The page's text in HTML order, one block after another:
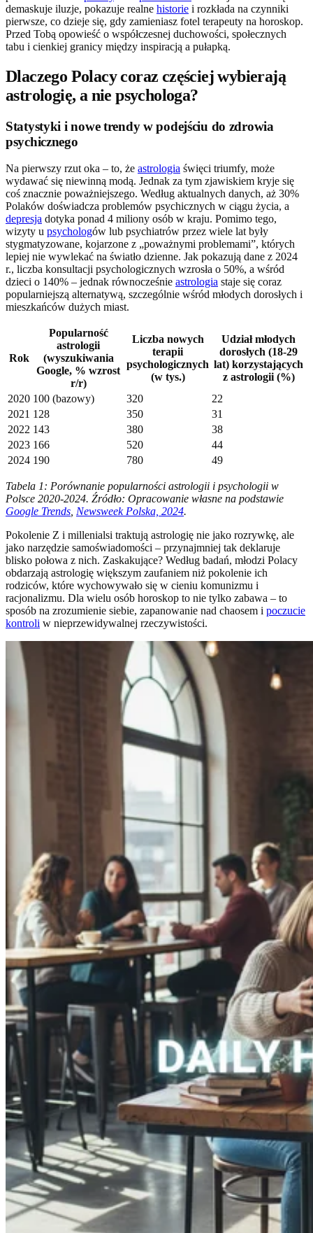
demaskuje iluzje, pokazuje realne historie i rozkłada na czynniki
pierwsze, co dzieje się, gdy zamieniasz fotel terapeuty na horoskop.
Przed Tobą opowieść o współczesnej duchowości, społecznych
tabu i cienkiej granicy między inspiracją a pułapką.
Dlaczego Polacy coraz częściej wybierają
astrologię, a nie psychologa?
Statystyki i nowe trendy w podejściu do zdrowia
psychicznego
Na pierwszy rzut oka – to, że astrologia święci triumfy, może
wydawać się niewinną modą. Jednak za tym zjawiskiem kryje się
coś znacznie poważniejszego. Według aktualnych danych, aż 30%
Polaków doświadcza problemów psychicznych w ciągu życia, a
depresja dotyka ponad 4 miliony osób w kraju. Pomimo tego,
wizyty u psychologów lub psychiatrów przez wiele lat były
stygmatyzowane, kojarzone z „poważnymi problemami”, których
lepiej nie wywlekać na światło dzienne. Jak pokazują dane z 2024
r., liczba konsultacji psychologicznych wzrosła o 50%, a wśród
dzieci o 140% – jednak równocześnie astrologia staje się coraz
popularniejszą alternatywą, szczególnie wśród młodych dorosłych i
mieszkańców dużych miast.
Rok
Popularność
astrologii
(wyszukiwania
Google, % wzrost
r/r)
Liczba nowych
terapii
psychologicznych
(w tys.)
Udział młodych
dorosłych (18-29
lat) korzystających
z astrologii (%)
2020 100 (bazowy) 320
22
2021 128 350
31
2022 143 380
38
2023 166 520
44
2024 190 780 49
Tabela 1: Porównanie popularności astrologii i psychologii w
Polsce 2020-2024. Źródło: Opracowanie własne na podstawie
Google Trends Newsweek Polska, 2024.
Pokolenie Z i millenialsi traktują astrologię nie jako rozrywkę, ale
jako narzędzie samoświadomości – przynajmniej tak deklaruje
blisko połowa z nich. Zaskakujące? Według badań, młodzi Polacy
obdarzają astrologię większym zaufaniem niż pokolenie ich
rodziców, które wychowywało się w cieniu komunizmu i
racjonalizmu. Dla wielu osób horoskop to nie tylko zabawa – to
sposób na zrozumienie siebie, zapanowanie nad chaosem i poczucie
kontroli w nieprzewidywalnej rzeczywistości.